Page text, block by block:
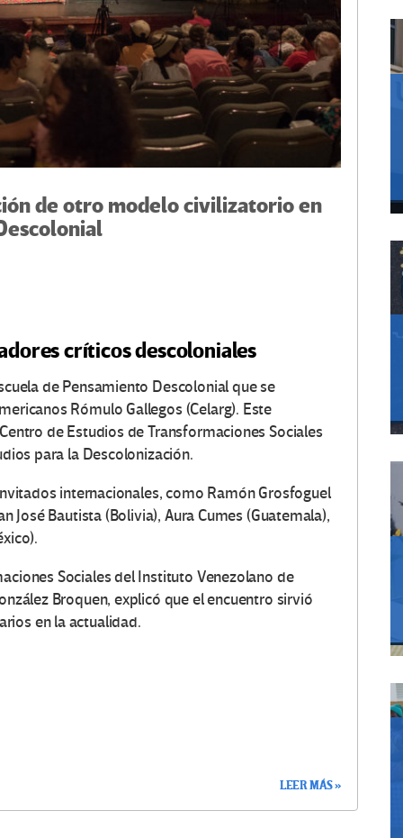
de otro modelo civilizatorio en
críticos descoloniales
de Pensamiento Descolonial que se
Rómulo Gallegos (Celarg). Este
de Estudios de Transformaciones Sociales
para la Descolonización.
internacionales, como Ramón Grosfoguel
José Bautista (Bolivia), Aura Cumes (Guatemala),
Sociales del Instituto Venezolano de
Broquen, explicó que el encuentro sirvió
en la actualidad.
LEER MÁS »